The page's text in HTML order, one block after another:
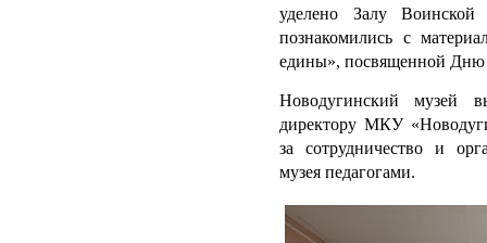
уделено Залу
познакомились с
едины», посвященной Дню
Новодугинский музей
директору МКУ
за сотрудничество и
музея педагогами.